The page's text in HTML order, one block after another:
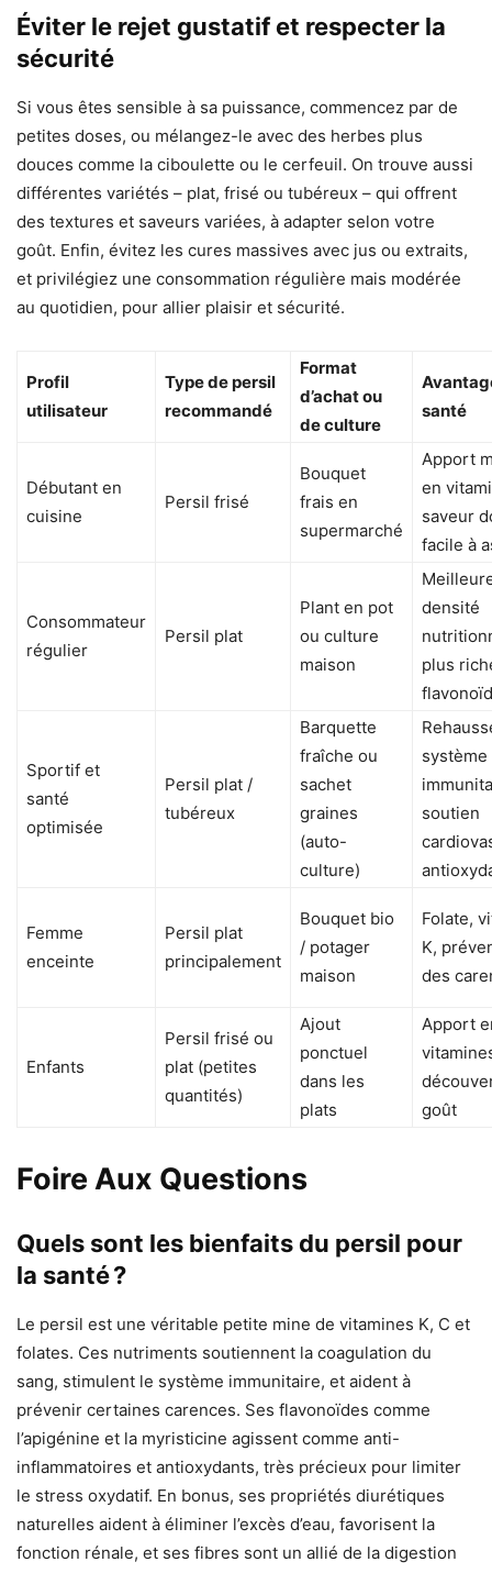
Éviter le rejet gustatif et respecter la
sécurité
Si vous êtes sensible à sa puissance, commencez par de
petites doses, ou mélangez-le avec des herbes plus
douces comme la ciboulette ou le cerfeuil. On trouve aussi
différentes variétés – plat, frisé ou tubéreux – qui offrent
des textures et saveurs variées, à adapter selon votre
goût. Enfin, évitez les cures massives avec jus ou extraits,
et privilégiez une consommation régulière mais modérée
au quotidien, pour allier plaisir et sécurité.
Profil
utilisateur
Type de persil
recommandé
Format
d’achat ou
de culture
santé
Débutant en
cuisine
Persil frisé
Bouquet
frais en
supermarché
Apport
en
saveur
facile à
Consommateur
régulier
Persil plat
Plant en pot
ou culture
maison
densité
plus
Sportif et
santé
optimisée
Persil plat /
tubéreux
Barquette
fraîche ou
sachet
graines
(auto-
culture)
système
soutien
Femme
enceinte
Persil plat
principalement
Bouquet bio
/ potager
maison
Folate,
K,
des
Enfants
Persil frisé ou
plat (petites
quantités)
Ajout
ponctuel
dans les
plats
Apport
goût
Foire Aux Questions
Quels sont les bienfaits du persil pour
la santé ?
Le persil est une véritable petite mine de vitamines K, C et
folates. Ces nutriments soutiennent la coagulation du
sang, stimulent le système immunitaire, et aident à
prévenir certaines carences. Ses flavonoïdes comme
l’apigénine et la myristicine agissent comme anti-
inflammatoires et antioxydants, très précieux pour limiter
le stress oxydatif. En bonus, ses propriétés diurétiques
naturelles aident à éliminer l’excès d’eau, favorisent la
fonction rénale, et ses fibres sont un allié de la digestion